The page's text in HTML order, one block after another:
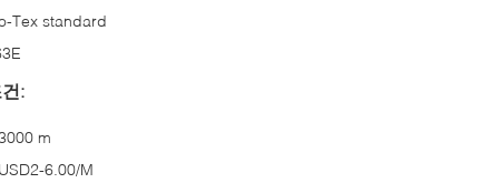
Tex standard
:
m
6.00/M